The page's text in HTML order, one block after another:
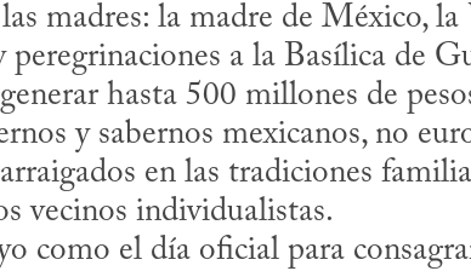
madres: la madre de México,
peregrinaciones a la Basílica de
hasta 500 millones de
y sabernos mexicanos, no
en las tradiciones
vecinos individualistas.